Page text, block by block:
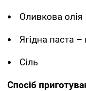
Оливкова олія
Ягідна паста –
Сіль
Спосіб